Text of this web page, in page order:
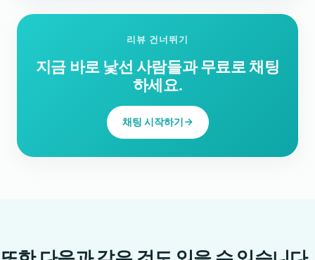
리뷰 건너뛰기
지금 바로 낯선 사람들과 무료로 채팅
하세요.
채팅 시작하기